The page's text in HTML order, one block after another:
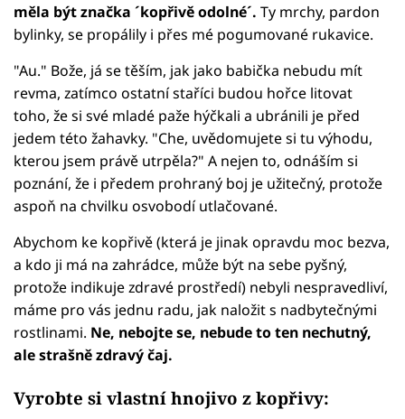
měla být značka ´kopřivě odolné´. Ty mrchy, pardon
bylinky, se propálily i přes mé pogumované rukavice.
"Au." Bože, já se těším, jak jako babička nebudu mít
revma, zatímco ostatní staříci budou hořce litovat
toho, že si své mladé paže hýčkali a ubránili je před
jedem této žahavky. "Che, uvědomujete si tu výhodu,
kterou jsem právě utrpěla?" A nejen to, odnáším si
poznání, že i předem prohraný boj je užitečný, protože
aspoň na chvilku osvobodí utlačované.
Abychom ke kopřivě (která je jinak opravdu moc bezva,
a kdo ji má na zahrádce, může být na sebe pyšný,
protože indikuje zdravé prostředí) nebyli nespravedliví,
máme pro vás jednu radu, jak naložit s nadbytečnými
rostlinami. Ne, nebojte se, nebude to ten nechutný,
ale strašně zdravý čaj.
Vyrobte si vlastní hnojivo z kopřivy: